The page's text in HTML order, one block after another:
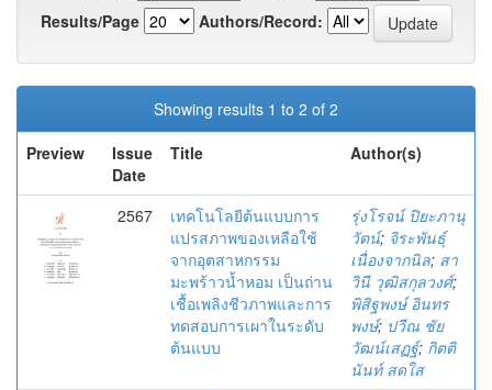
Results/Page
Authors/Record:
Showing results 1 to 2 of 2
Preview
Issue
Date
Title Author(s)
2567
เทคโนโลยีต้นแบบการ
แปรสภาพของเหลือใช้
จากอุตสาหกรรม
มะพร้าวน้ำหอม เป็นถ่าน
เชื้อเพลิงชีวภาพและการ
ทดสอบการเผาในระดับ
ต้นแบบ
รุ่งโรจน์ ปิยะภานุ
วัตน์; จิระพันธุ์
เนื่องจากนิล; สา
วินี วุฒิสกุลวงศ์;
พิสิฐพงษ์ อินทร
พงษ์; ปวีณ ชัย
วัฒน์เสฏฐ์; กิตติ
นันท์ สดใส